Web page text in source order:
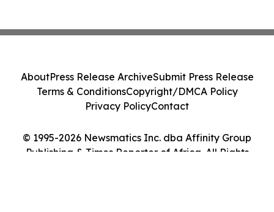
© 1995-2026 Newsmatics Inc. dba Affinity Group
Publishing & Times Reporter of Africa. All Rights
AboutPress Release ArchiveSubmit Press Release
Terms & ConditionsCopyright/DMCA Policy
Privacy PolicyContact